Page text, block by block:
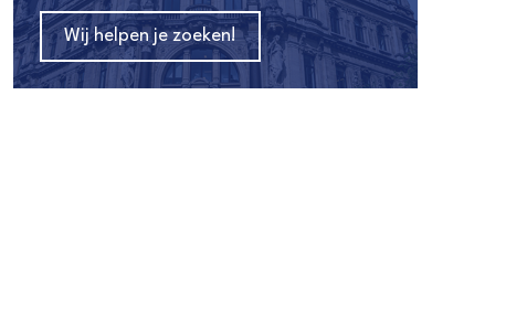
Wij helpen je zoeken!